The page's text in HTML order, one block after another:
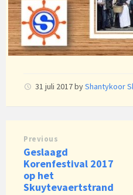
31 juli 2017byShantykoor
Previous
Geslaagd
Korenfestival 2017
op het
Skuytevaertstrand